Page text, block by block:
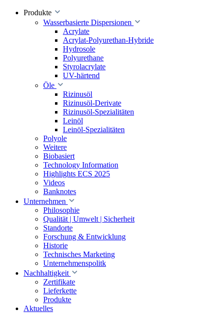
Produkte
Wasserbasierte Dispersionen
Acrylate
Acrylat-Polyurethan-Hybride
Hydrosole
Polyurethane
Styrolacrylate
UV-härtend
Öle
Rizinusöl
Rizinusöl-Derivate
Rizinusöl-Spezialitäten
Leinöl
Leinöl-Spezialitäten
Polyole
Weitere
Biobasiert
Technology Information
Highlights ECS 2025
Videos
Banknotes
Unternehmen
Philosophie
Qualität | Umwelt | Sicherheit
Standorte
Forschung & Entwicklung
Historie
Technisches Marketing
Unternehmenspolitk
Nachhaltigkeit
Zertifikate
Lieferkette
Produkte
Aktuelles